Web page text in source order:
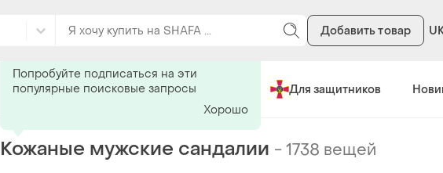
Добавить товар
Хендмейд Сделано в Украине Для защитников
Кожаные мужские сандалии -1738 вещей
Попробуйте подписаться на эти
популярные поисковые запросы
Хорошо